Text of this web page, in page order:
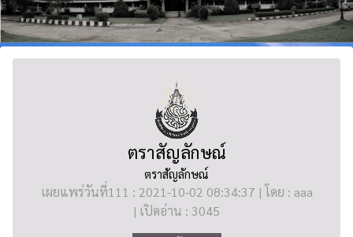
ตราสัญลักษณ์
ตราสัญลักษณ์
เผยแพร่วันที่111 : 2021-10-02 08:34:37 | โดย : aaa
| เปิดอ่าน : 3045